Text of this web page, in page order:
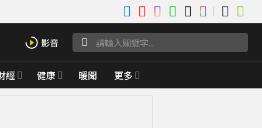
經 健康 暖聞 更多